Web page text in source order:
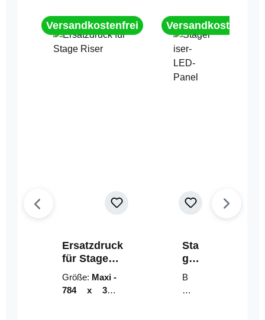
Versandkostenfrei
Ersatzdruck
für Stage
Riser
Größe: Maxi -
784 x 314
Versandkostenfrei
Sta
geri
ser-
LE
D-
B
un